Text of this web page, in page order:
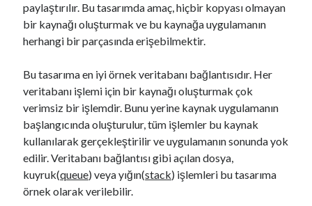
paylaştırılır. Bu tasarımda amaç, hiçbir kopyası olmayan
bir kaynağı oluşturmak ve bu kaynağa uygulamanın
herhangi bir parçasında erişebilmektir.
Bu tasarıma en iyi örnek veritabanı bağlantısıdır. Her
veritabanı işlemi için bir kaynağı oluşturmak çok
verimsiz bir işlemdir. Bunu yerine kaynak uygulamanın
başlangıcında oluşturulur, tüm işlemler bu kaynak
kullanılarak gerçekleştirilir ve uygulamanın sonunda yok
edilir. Veritabanı bağlantısı gibi açılan dosya,
kuyruk(queue) veya yığın(stack) işlemleri bu tasarıma
örnek olarak verilebilir.